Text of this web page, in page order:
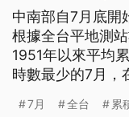
中南部自7月底開
根據全台平地測
1951年以來平均
時數最少的7月，
7月 全台 累